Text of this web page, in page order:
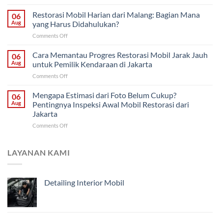
Mobil
Klasik
Solo
Ulang
Saja
atau
Restorasi
Cara
Menentukan
dari
Malang
06
Aug
Restorasi Mobil Harian dari Malang: Bagian Mana
yang Harus Didahulukan?
Comments Offon
Mobil
Harian
dari
Malang:
Mana
yang
06
Aug
Cara Memantau Progres Restorasi Mobil Jarak Jauh
untuk Pemilik Kendaraan di Jakarta
Comments Offon
Memantau
Progres
Restorasi
Jarak
Pemilik
06
Aug
Mengapa Estimasi dari Foto Belum Cukup?
Pentingnya Inspeksi Awal Mobil Restorasi dari
Jakarta
Comments Offon
dari
Pentingnya
LAYANAN KAMI
Detailing Interior Mobil